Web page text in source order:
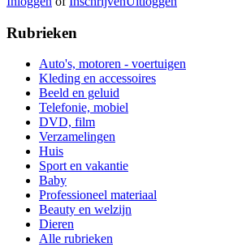
Rubrieken
Auto's, motoren - voertuigen
Kleding en accessoires
Beeld en geluid
Telefonie, mobiel
DVD, film
Verzamelingen
Huis
Sport en vakantie
Baby
Professioneel materiaal
Beauty en welzijn
Dieren
Alle rubrieken